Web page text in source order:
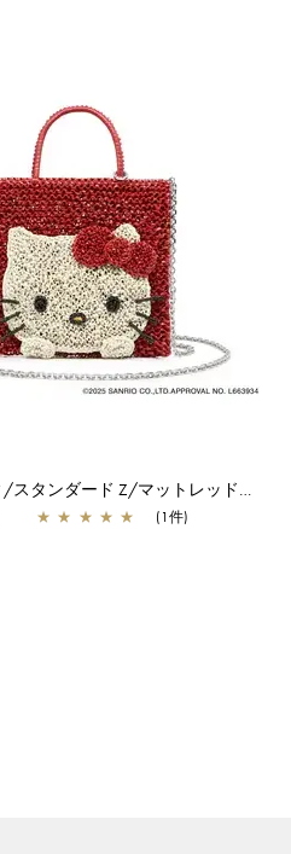
ハローキティ/スタンダード Z/マットレッド【オンラインストア先行販売商品】
★ ★ ★ ★ ★ (1件)